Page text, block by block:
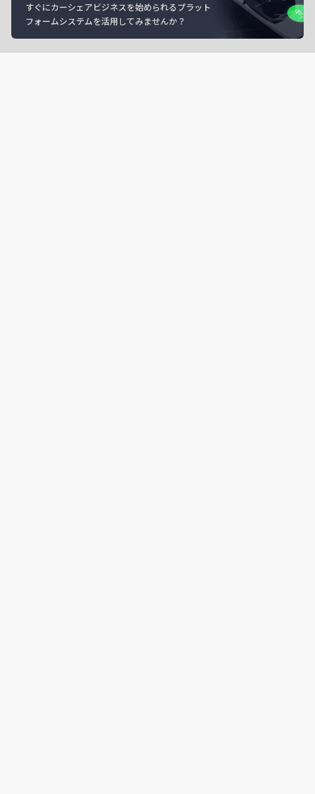
すぐにカーシェアビジネスを始められるプラット
フォームシステムを活用してみませんか？